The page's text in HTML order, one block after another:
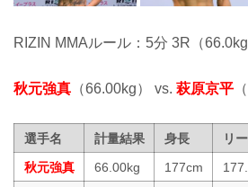
RIZIN MMAルール：5分 3R（66.0kg
秋元強真 （66.00kg） vs. 萩原京平
選手名 計量結果 身長
リ
秋元強真
66.00kg 177cm